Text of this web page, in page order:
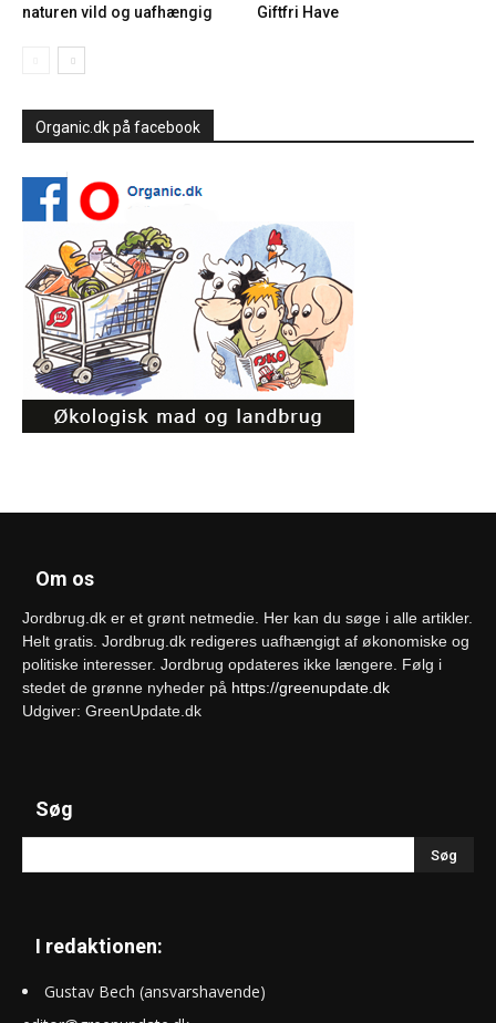
naturen vild og uafhængig
Giftfri Have
Organic.dk på facebook
Om os
Jordbrug.dk er et grønt netmedie. Her kan du søge i alle artikler.
Helt gratis. Jordbrug.dk redigeres uafhængigt af økonomiske og
politiske interesser. Jordbrug opdateres ikke længere. Følg i
stedet de grønne nyheder på https://greenupdate.dk
Udgiver: GreenUpdate.dk
Søg
I redaktionen:
Gustav Bech (ansvarshavende)